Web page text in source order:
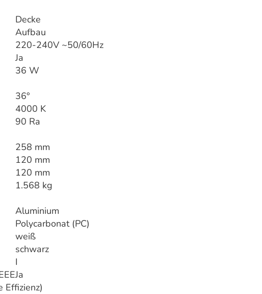
Decke
Aufbau
220-240V ~50/60Hz
Ja
36 W
36°
4000 K
90 Ra
258 mm
120 mm
120 mm
1.568 kg
Aluminium
Polycarbonat (PC)
weiß
schwarz
I
Ja
Effizienz)